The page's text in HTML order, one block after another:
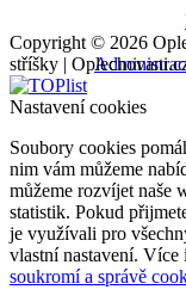
Copyright © 2026
stříšky |
Nastavení cookies
Soubory cookies
nim vám můžeme
můžeme rozvíjet naše
statistik. Pokud
je využívali pro
vlastní nastavení. Více
soukromí a správě